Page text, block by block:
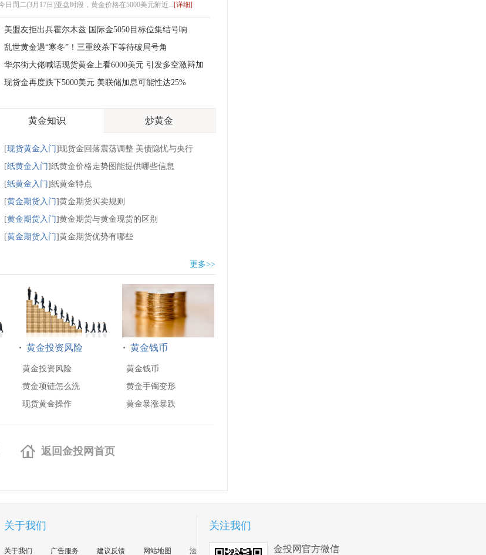
日周二(3月17日)亚盘时段，黄金价格在5000美元附近...[详细]
美盟友拒出兵霍尔木兹 国际金5050目标位集结号响
乱世黄金遇“寒冬”！三重绞杀下等待破局号角
华尔街大佬喊话现货黄金上看6000美元 引发多空激辩加
剧
现货金再度跌下5000美元 美联储加息可能性达25%
黄金知识 炒黄金
[现货黄金入门]现货金回落震荡调整 美债隐忧与央行
购金支撑长期走势
[纸黄金入门]纸黄金价格走势图能提供哪些信息
[纸黄金入门]纸黄金特点
[黄金期货入门]黄金期货买卖规则
[黄金期货入门]黄金期货与黄金现货的区别
[黄金期货入门]黄金期货优势有哪些
更多>>
黄金投资风险 黄金钱币
黄金投资风险
黄金钱币
黄金项链怎么洗
黄金手镯变形
现货黄金操作 黄金暴涨暴跌
返回金投网首页
关于我们
关于我们 广告服务 建议反馈 网站地图 法
关注我们
金投网官方微信